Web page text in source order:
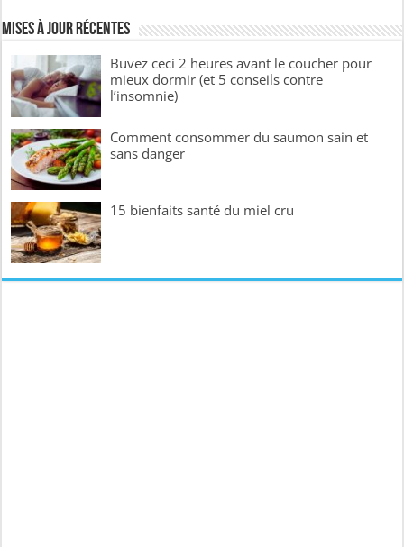
Mises à jour récentes
Buvez ceci 2 heures avant le coucher pour
mieux dormir (et 5 conseils contre
l’insomnie)
Comment consommer du saumon sain et
sans danger
15 bienfaits santé du miel cru